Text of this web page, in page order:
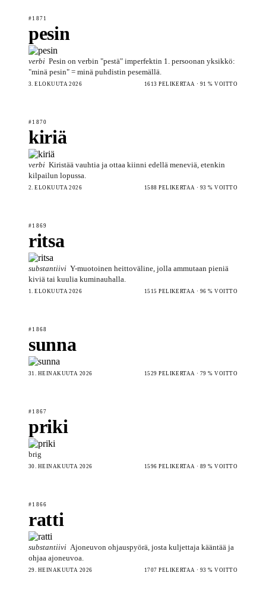
#1871
pesin
verbi Pesin on verbin "pestä" imperfektin 1. persoonan yksikkö:
"minä pesin" = minä puhdistin pesemällä.
3. ELOKUUTA 2026 1613 PELIKERTAA · 91 % VOITTO
#1870
kiriä
verbi Kiristää vauhtia ja ottaa kiinni edellä meneviä, etenkin
kilpailun lopussa.
2. ELOKUUTA 2026 1588 PELIKERTAA · 93 % VOITTO
#1869
ritsa
substantiivi Y-muotoinen heittoväline, jolla ammutaan pieniä
kiviä tai kuulia kuminauhalla.
1. ELOKUUTA 2026 1515 PELIKERTAA · 96 % VOITTO
#1868
sunna
31. HEINÄKUUTA 2026 1529 PELIKERTAA · 79 % VOITTO
#1867
priki
brig
30. HEINÄKUUTA 2026 1596 PELIKERTAA · 89 % VOITTO
#1866
ratti
substantiivi Ajoneuvon ohjauspyörä, josta kuljettaja kääntää ja
ohjaa ajoneuvoa.
29. HEINÄKUUTA 2026 1707 PELIKERTAA · 93 % VOITTO